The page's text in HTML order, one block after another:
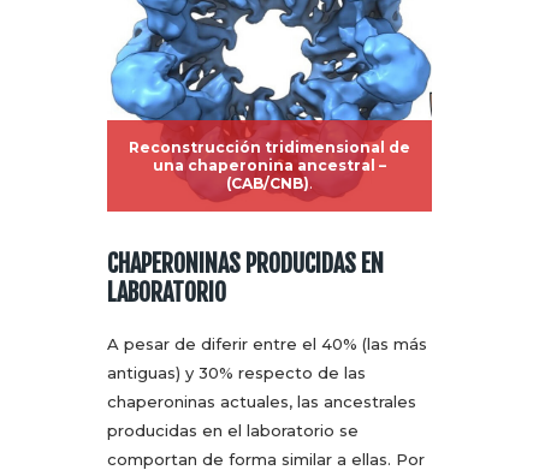
Reconstrucción tridimensional de
una chaperonina ancestral –
(CAB/CNB).
CHAPERONINAS PRODUCIDAS EN
LABORATORIO
A pesar de diferir entre el 40% (las más
antiguas) y 30% respecto de las
chaperoninas actuales, las ancestrales
producidas en el laboratorio se
comportan de forma similar a ellas. Por